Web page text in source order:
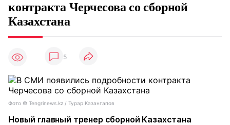
контракта Черчесова со сборной
Казахстана
5
Фото ©️ Tengrinews.kz / Турар Казангапов
Новый главный тренер сборной Казахстана